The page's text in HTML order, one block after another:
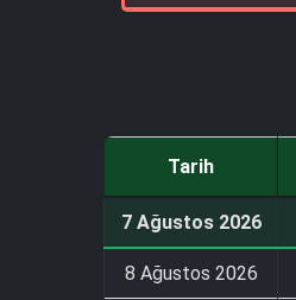
Tarih
7 Ağustos 2026
8 Ağustos 2026